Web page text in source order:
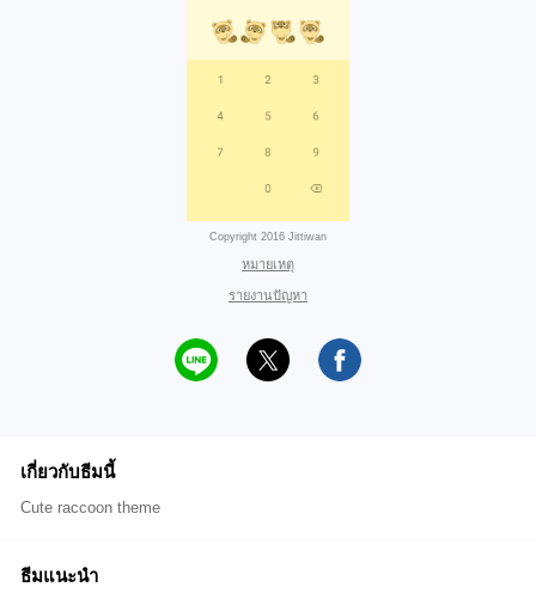
Copyright 2016 Jittiwan
หมายเหตุ
รายงานปัญหา
เกี่ยวกับธีมนี้
Cute raccoon theme
ธีมแนะนำ